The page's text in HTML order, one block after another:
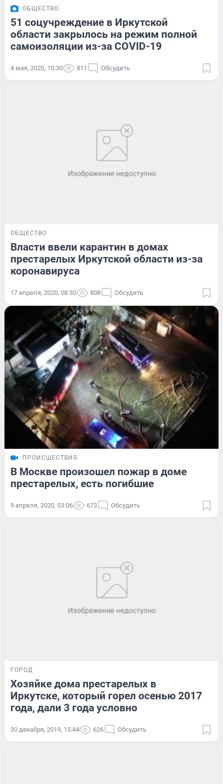
ОБЩЕСТВО
51 соцучреждение в Иркутской
области закрылось на режим полной
самоизоляции из-за COVID-19
4 мая, 2020, 10:30 811 Обсудить
ОБЩЕСТВО
Власти ввели карантин в домах
престарелых Иркутской области из-за
коронавируса
17 апреля, 2020, 08:30 808 Обсудить
ПРОИСШЕСТВИЯ
В Москве произошел пожар в доме
престарелых, есть погибшие
9 апреля, 2020, 03:06 673 Обсудить
ГОРОД
Хозяйке дома престарелых в
Иркутске, который горел осенью 2017
года, дали 3 года условно
30 декабря, 2019, 15:44 626 Обсудить